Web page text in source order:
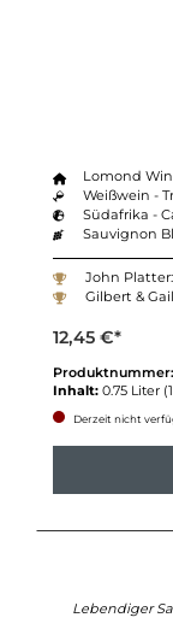
Lomond
Weißwein -
Südafrika -
Sauvignon
John
Gilbert &
12,45 €*
Produktnummer:
Inhalt: 0.75 Liter
Derzeit nicht
Lebendiger